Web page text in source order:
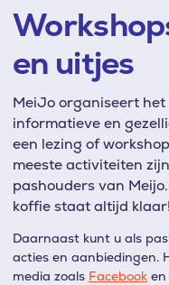
en uitjes
MeiJo organiseert
informatieve en
een lezing of
meeste activiteiten
pashouders van
koffie staat altijd klaar!
Daarnaast kunt u als
acties en aanbiedingen.
media zoals Facebook en